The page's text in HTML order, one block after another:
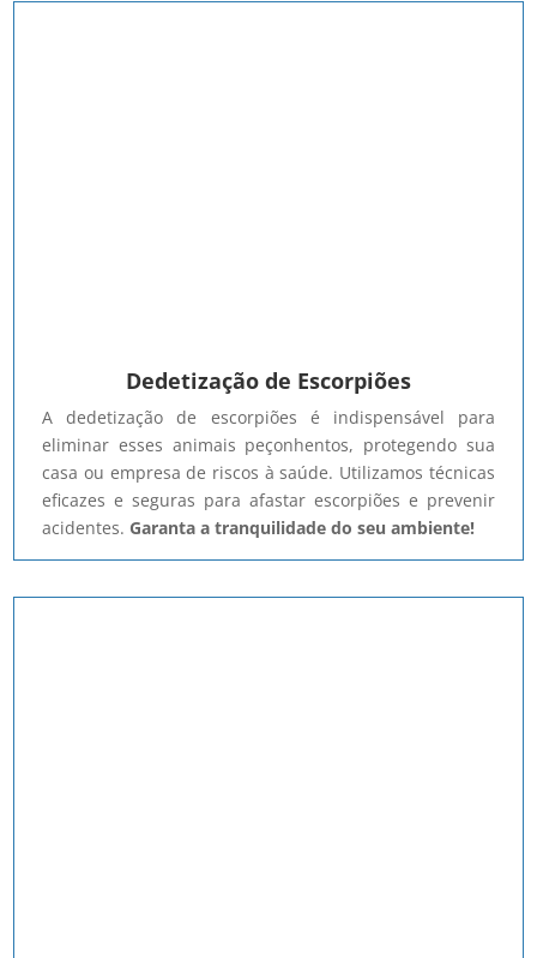
Dedetização de Escorpiões
A dedetização de escorpiões é indispensável para
eliminar esses animais peçonhentos, protegendo sua
casa ou empresa de riscos à saúde. Utilizamos técnicas
eficazes e seguras para afastar escorpiões e prevenir
acidentes. Garanta a tranquilidade do seu ambiente!